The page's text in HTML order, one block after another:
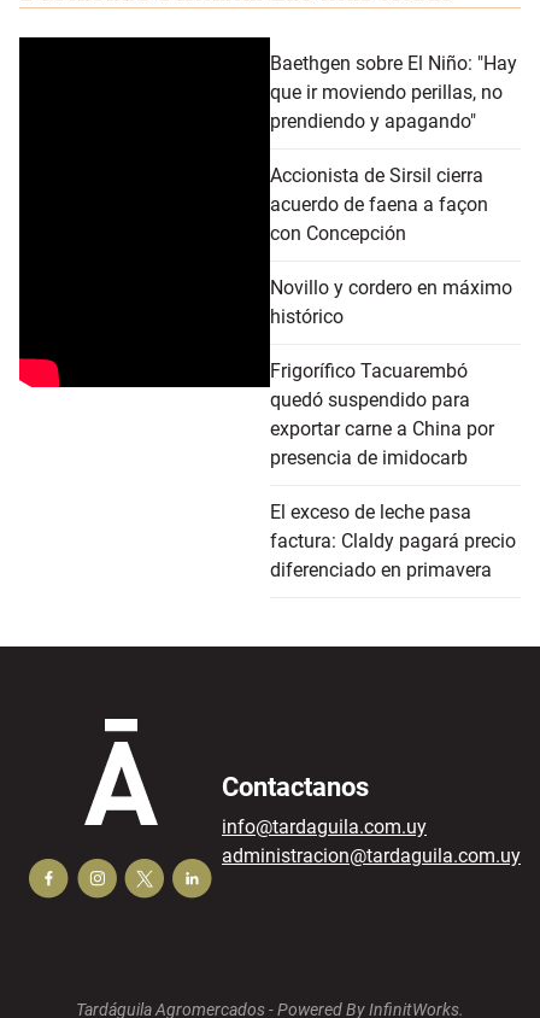
Baethgen sobre El Niño: "Hay
que ir moviendo perillas, no
prendiendo y apagando"
Accionista de Sirsil cierra
acuerdo de faena a façon
con Concepción
Novillo y cordero en máximo
histórico
Frigorífico Tacuarembó
quedó suspendido para
exportar carne a China por
presencia de imidocarb
El exceso de leche pasa
factura: Claldy pagará precio
diferenciado en primavera
Contactanos
info@tardaguila.com.uy
administracion@tardaguila.com.uy
Tardáguila Agromercados -Powered By InfinitWorks.